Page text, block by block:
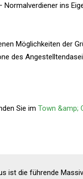
ins
Möglichkeiten der
des
Sie im Town &amp;
ist die führende